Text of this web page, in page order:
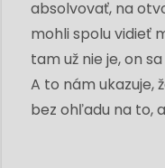
absolvovať, na
mohli spolu vidieť
tam už nie je, on
A to nám ukazuje,
bez ohľadu na to,